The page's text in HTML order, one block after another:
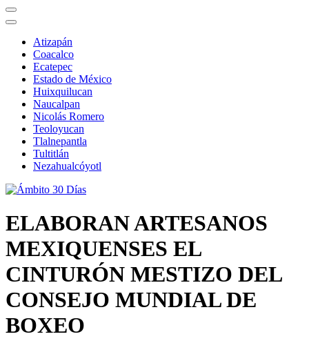
Atizapán
Coacalco
Ecatepec
Estado de México
Huixquilucan
Naucalpan
Nicolás Romero
Teoloyucan
Tlalnepantla
Tultitlán
Nezahualcóyotl
ELABORAN ARTESANOS
MEXIQUENSES EL
CINTURÓN MESTIZO DEL
CONSEJO MUNDIAL DE
BOXEO